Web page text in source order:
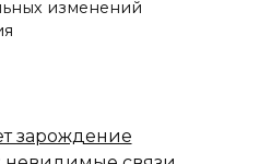
изменений